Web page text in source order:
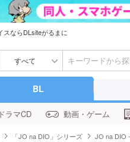
スならDLsiteがるまに
すべて
BL
ドラマCD 動画・ゲーム
「JO na DIO」シリーズ JO na DIO